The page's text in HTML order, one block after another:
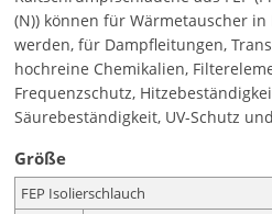
(N)) können für Wärmetauscher
werden, für Dampfleitungen,
hochreine Chemikalien,
Frequenzschutz,
Säurebeständigkeit, UV-Schutz
Größe
FEP Isolierschlauch